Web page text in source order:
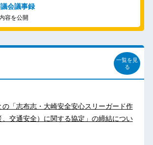
会議事録
容を公開
一覧を見
る
の「志布志・大崎安全安心スリーガード作
、交通安全）に関する協定」の締結につい